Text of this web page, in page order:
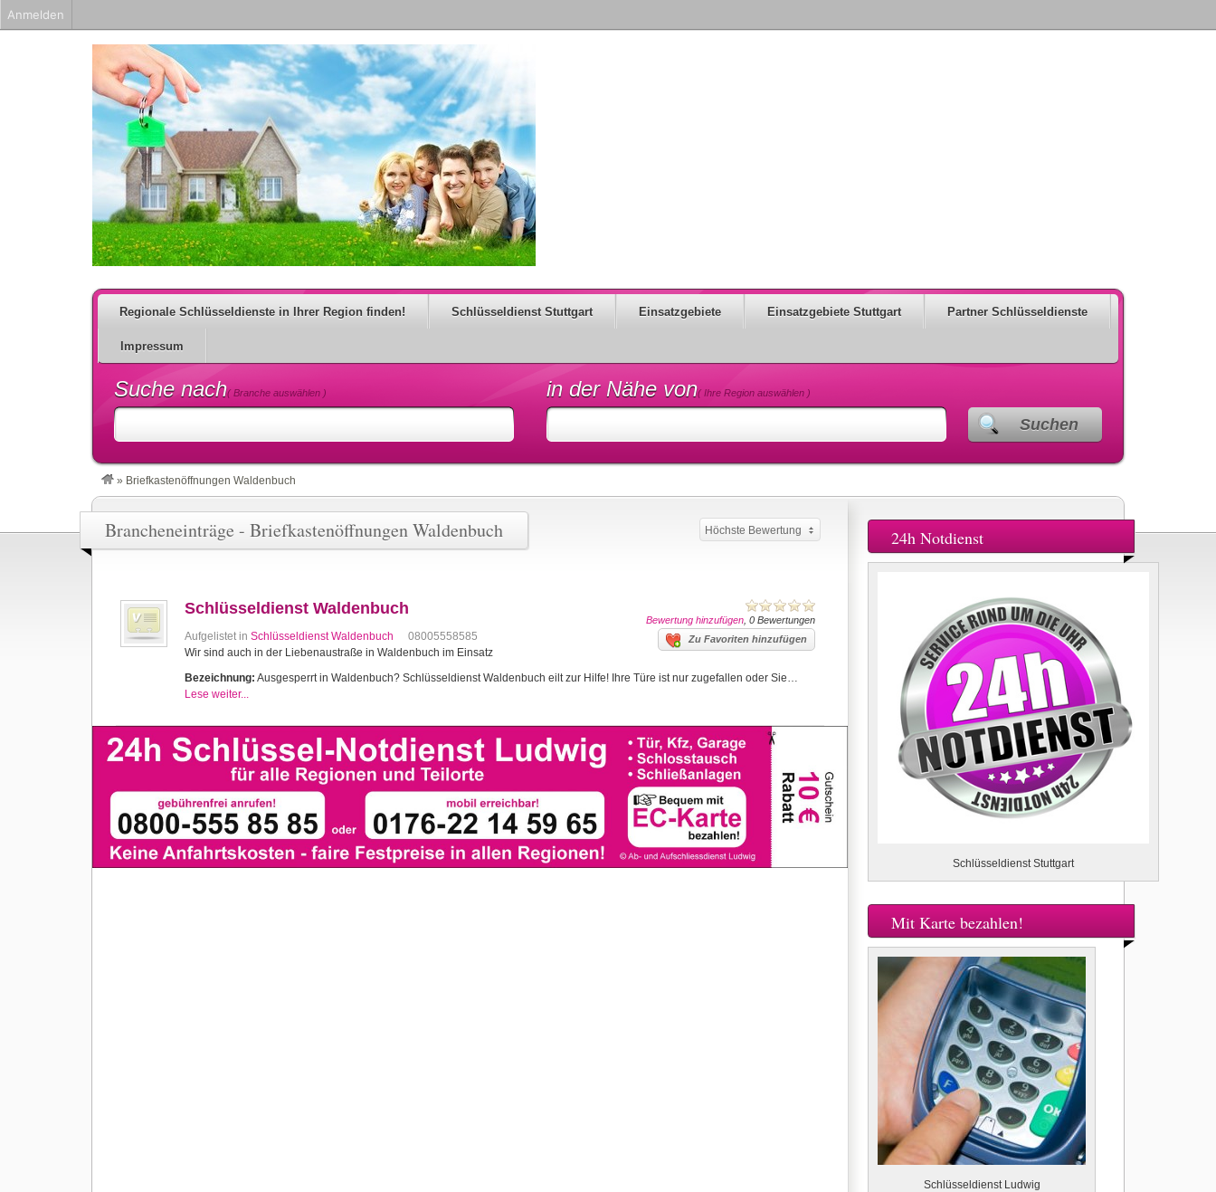
Regionale Schlüsseldienste in Ihrer Region finden! Schlüsseldienst Stuttgart Einsatzgebiete Einsatzgebiete Stuttgart Partner Schlüsseldienste
Impressum
Suche nach( Branche auswählen ) in der Nähe von( Ihre Region auswählen )
Suchen
» Briefkastenöffnungen Waldenbuch
Brancheneinträge - Briefkastenöffnungen Waldenbuch Höchste Bewertung
Bewertung hinzufügen , 0 Bewertungen
Schlüsseldienst Waldenbuch
Aufgelistet in Schlüsseldienst Waldenbuch Zu Favoriten hinzufügen
08005558585
Wir sind auch in der Liebenaustraße in Waldenbuch im Einsatz
Bezeichnung: Ausgesperrt in Waldenbuch? Schlüsseldienst Waldenbuch eilt zur Hilfe! Ihre Türe ist nur zugefallen oder Sie…
Lese weiter...
24h Notdienst
Schlüsseldienst Stuttgart
Mit Karte bezahlen!
Schlüsseldienst Ludwig
Anmelden